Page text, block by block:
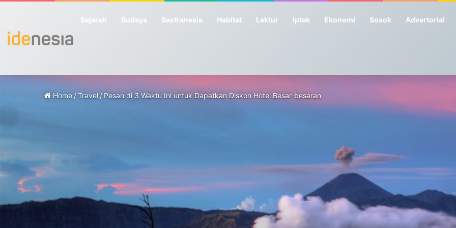
Sejarah Budaya Sastranesia Habitat Lektur Iptek Ekonomi Sosok Advertorial
Home /Travel /Pesan di 3 Waktu Ini untuk Dapatkan Diskon Hotel Besar-besaran